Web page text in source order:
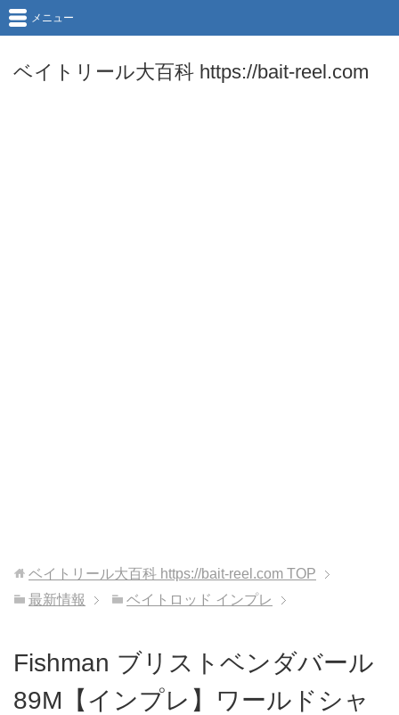
ベイトリール大百科 https://bait-reel.com
メニュー
ベイトリール大百科 https://bait-reel.com TOP
最新情報
ベイトロッド インプレ
Fishman ブリストベンダバール
89M【インプレ】ワールドシャ